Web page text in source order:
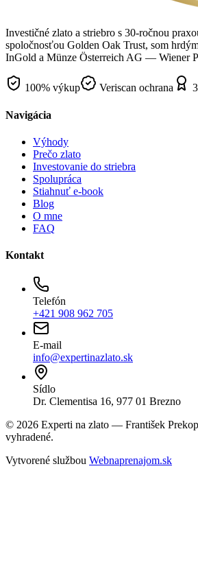
Investičné zlato a striebro s 30-ročnou
spoločnosťou Golden Oak Trust, som
InGold a Münze Österreich AG — Wiener
100% výkup Veriscan ochrana
Navigácia
Výhody
Prečo zlato
Investovanie do striebra
Spolupráca
Stiahnuť e-book
Blog
O mne
FAQ
Kontakt
Telefón
+421 908 962 705
E-mail
info@expertinazlato.sk
Sídlo
Dr. Clementisa 16, 977 01 Brezno
© 2026 Experti na zlato — František
vyhradené.
Vytvorené službou Webnaprenajom.sk